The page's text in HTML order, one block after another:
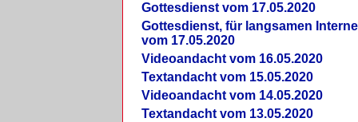
Gottesdienst vom 17.05.2020
Gottesdienst, für langsamen
vom 17.05.2020
Videoandacht vom 16.05.2020
Textandacht vom 15.05.2020
Videoandacht vom 14.05.2020
Textandacht vom 13.05.2020